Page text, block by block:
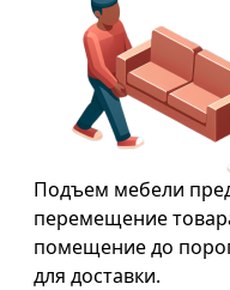
Подъем мебели
перемещение
помещение до
для доставки.